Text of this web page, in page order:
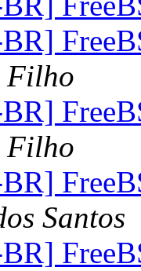
Filho
Filho
Santos